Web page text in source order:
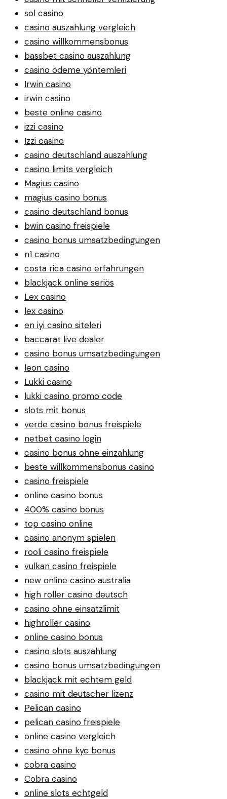
sol casino
casino auszahlung vergleich
casino willkommensbonus
bassbet casino auszahlung
casino ödeme yöntemleri
Irwin casino
irwin casino
beste online casino
izzi casino
Izzi casino
casino deutschland auszahlung
casino limits vergleich
Magius casino
magius casino bonus
casino deutschland bonus
bwin casino freispiele
casino bonus umsatzbedingungen
n1 casino
costa rica casino erfahrungen
blackjack online seriös
Lex casino
lex casino
en iyi casino siteleri
baccarat live dealer
casino bonus umsatzbedingungen
leon casino
Lukki casino
lukki casino promo code
slots mit bonus
verde casino bonus freispiele
netbet casino login
casino bonus ohne einzahlung
beste willkommensbonus casino
casino freispiele
online casino bonus
400% casino bonus
top casino online
casino anonym spielen
rooli casino freispiele
vulkan casino freispiele
new online casino australia
high roller casino deutsch
casino ohne einsatzlimit
highroller casino
online casino bonus
casino slots auszahlung
casino bonus umsatzbedingungen
blackjack mit echtem geld
casino mit deutscher lizenz
Pelican casino
pelican casino freispiele
online casino vergleich
casino ohne kyc bonus
cobra casino
Cobra casino
online slots echtgeld